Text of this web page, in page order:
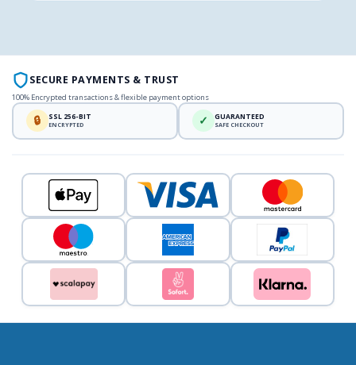
SECURE PAYMENTS & TRUST
100% Encrypted transactions & flexible payment options
🔒 SSL 256-BIT
ENCRYPTED ✓ GUARANTEED
SAFE CHECKOUT